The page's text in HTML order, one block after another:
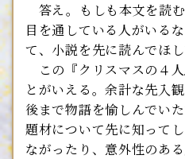
答え。もしも本文を読
目を通している人がいる
て、小説を先に読んでほし
この『クリスマスの４
とがいえる。余計な先入
後まで物語を愉しんでい
題材について先に知って
ながったり、意外性のあ